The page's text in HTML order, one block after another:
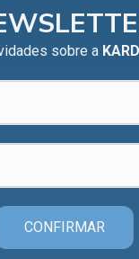
sobre a
CONFIRMAR